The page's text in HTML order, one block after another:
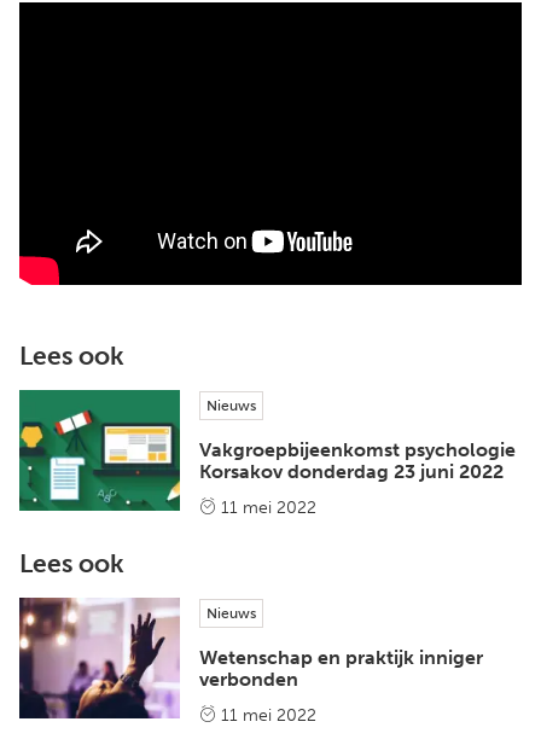
Lees ook
Nieuws
Vakgroepbijeenkomst psychologie
Korsakov donderdag 23 juni 2022
11 mei 2022
Lees ook
Nieuws
Wetenschap en praktijk inniger
verbonden
11 mei 2022